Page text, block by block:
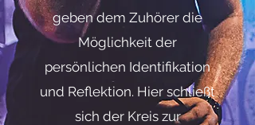
geben dem Zuhörer die
Möglichkeit der
persönlichen Identifikation
und Reflektion. Hier schließt
sich der Kreis zur